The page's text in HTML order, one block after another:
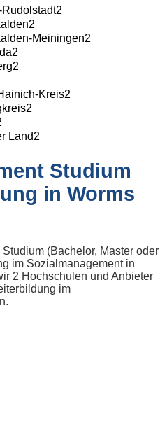
2
2
Meiningen2
2
2
Kreis2
2
Land2
Studium
in Worms
(Bachelor, Master oder
im Sozialmanagement in
2 Hochschulen und Anbieter
im